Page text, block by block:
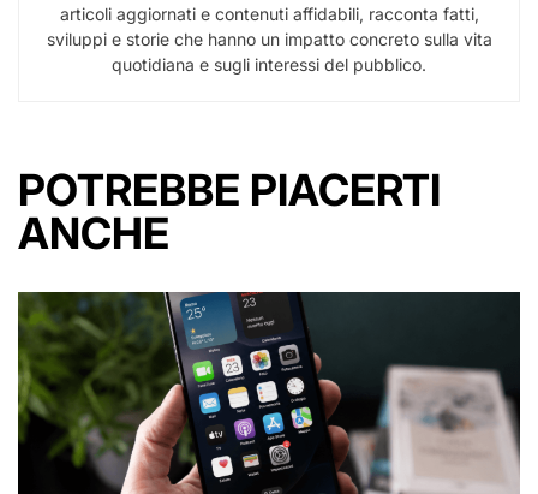
articoli aggiornati e contenuti affidabili, racconta fatti,
sviluppi e storie che hanno un impatto concreto sulla vita
quotidiana e sugli interessi del pubblico.
POTREBBE PIACERTI
ANCHE